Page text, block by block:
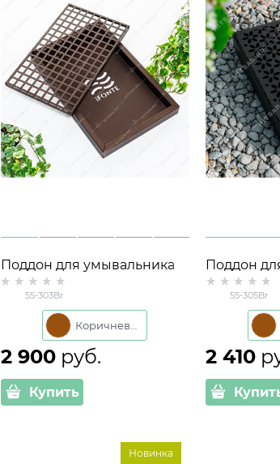
Поддон для умывальника
55-303 металл 47*30*4 см
55-303Br
2 900 руб.
Купить
Поддон
55-305
55-305Br
2 410
Новинка